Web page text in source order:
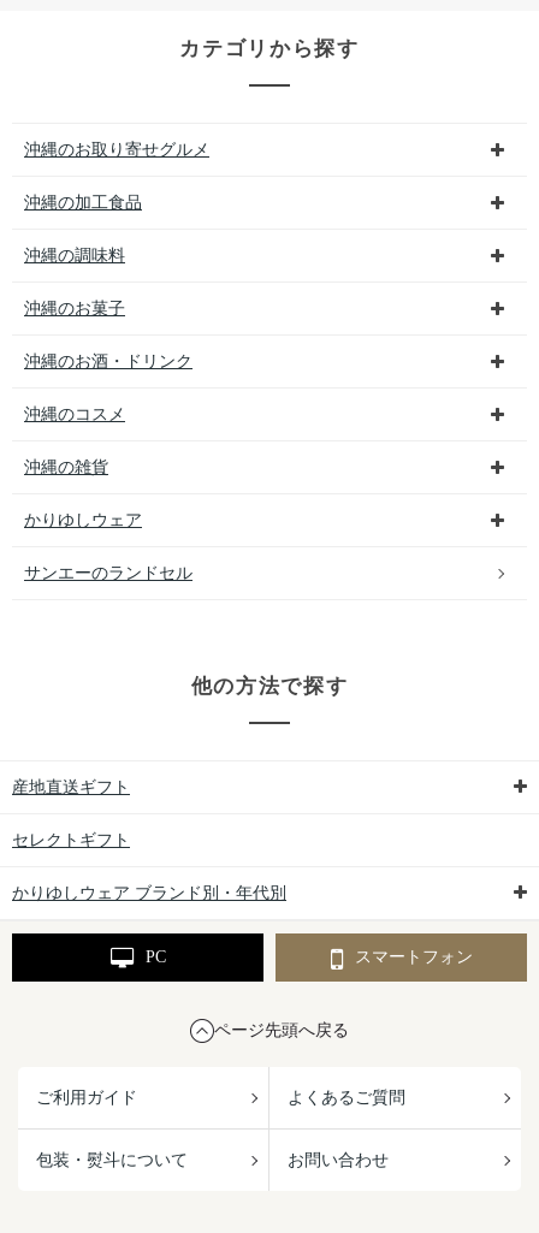
カテゴリから探す
沖縄のお取り寄せグルメ
沖縄の加工食品
沖縄の調味料
沖縄のお菓子
沖縄のお酒・ドリンク
沖縄のコスメ
沖縄の雑貨
かりゆしウェア
サンエーのランドセル
他の方法で探す
産地直送ギフト
セレクトギフト
かりゆしウェア ブランド別・年代別
PC スマートフォン
ページ先頭へ戻る
ご利用ガイド よくあるご質問
包装・熨斗について お問い合わせ